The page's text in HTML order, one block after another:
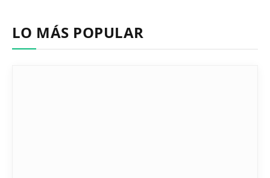
LO MÁS POPULAR